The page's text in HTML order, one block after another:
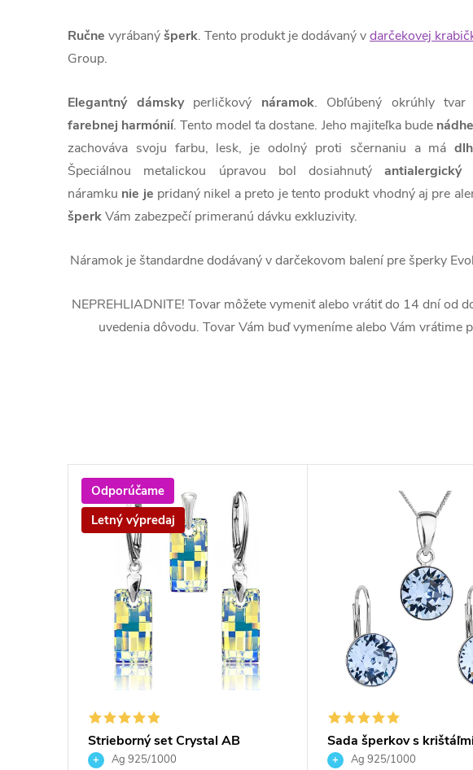
Ručne vyrábanýšperk. Tento produkt je dodávaný vdarčekovej
Group.
Elegantný dámskyperličkový náramok. Obľúbený okrúhly tvar
farebnej harmónií. Tento model ťa dostane. Jeho majiteľka bude
zachováva svoju farbu, lesk, je odolný proti sčernaniu a má
Špeciálnou metalickou úpravou bol dosiahnutýantialergický
náramku nie je pridaný nikel a preto je tento produkt vhodný aj pre
šperkVám zabezpečí primeranú dávku exkluzivity.
Náramok je štandardne dodávaný v darčekovom balení pre šperky
NEPREHLIADNITE! Tovar môžete vymeniť alebo vrátiť do 14 dní od
uvedenia dôvodu. Tovar Vám buď vymeníme alebo Vám vrátime
Odporúčame
Letný výpredaj
Strieborný set Crystal AB
Ag 925/1000
Sada šperkov s
Swarovski náušnice,
Ag 925/1000